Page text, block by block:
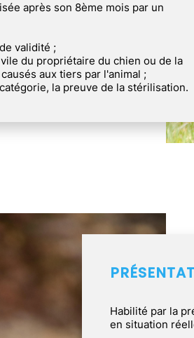
après son 8ème mois par un
validité ;
du propriétaire du chien ou de la
aux tiers par l'animal ;
la preuve de la stérilisation.
Habilité par la
en situation